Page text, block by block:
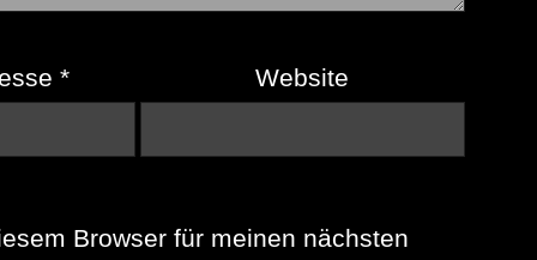
* Website
Browser für meinen nächsten